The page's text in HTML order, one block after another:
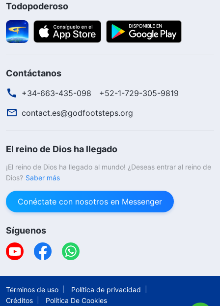
Todopoderoso
Contáctanos
+34-663-435-098
+52-1-729-305-9819
contact.es@godfootsteps.org
El reino de Dios ha llegado
¡El reino de Dios ha llegado al mundo! ¿Deseas entrar al reino de
Dios? Saber más
Conéctate con nosotros en Messenger
Síguenos
Términos de uso
Política de privacidad
Créditos
Política De Cookies